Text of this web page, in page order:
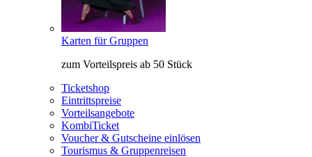
Karten für Gruppen
zum Vorteilspreis ab 50 Stück
Ticketshop
Eintrittspreise
Vorteilsangebote
KombiTicket
Voucher & Gutscheine einlösen
Tourismus & Gruppenreisen